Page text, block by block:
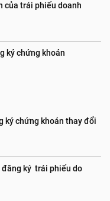
của trái phiếu doanh
ký chứng khoán
ký chứng khoán thay đổi
ký  trái phiếu do